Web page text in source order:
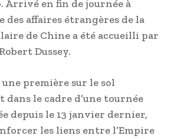
Arrivé en fin de journée à
des affaires étrangères de la
de Chine a été accueilli par
Dussey.
une première sur le sol
dans le cadre d’une tournée
depuis le 13 janvier dernier,
les liens entre l’Empire